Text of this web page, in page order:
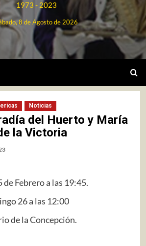
1973 - 2023
8 de Agosto de 2026
Noticias
del Huerto y María
la Victoria
de Febrero a las 19:45.
26 a las 12:00
de la Concepción.